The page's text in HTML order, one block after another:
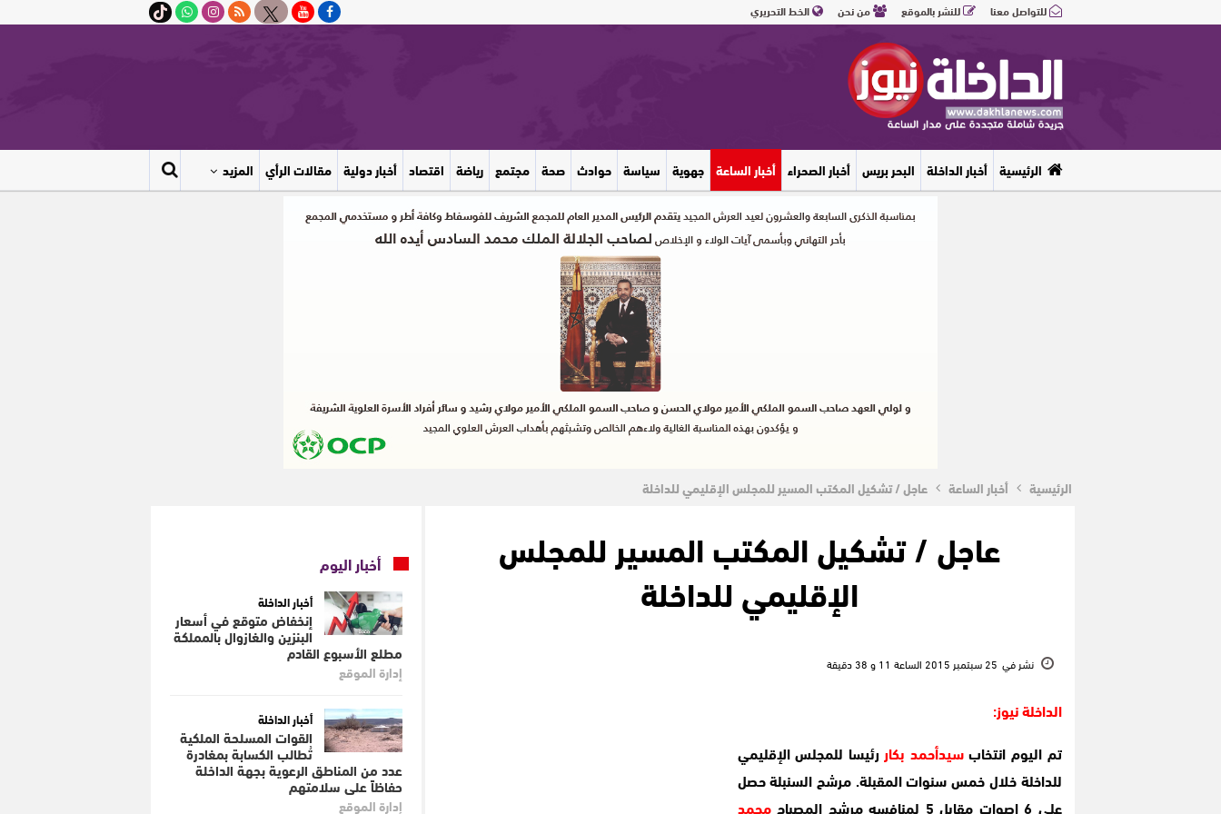
للتواصل معنا للنشر بالموقع من نحن الخط التحريري
الرئيسية أخبار الداخلة البحر بريس أخبار الصحراء أخبار الساعة جهوية سياسة حوادث صحة مجتمع رياضة اقتصاد أخبار دولية مقالات الرأي المزيد
الرئيسية أخبار الساعة عاجل / تشكيل المكتب المسير للمجلس الإقليمي للداخلة
عاجل / تشكيل المكتب المسير للمجلس
الإقليمي للداخلة
نشر في 25 سبتمبر 2015 الساعة 11 و 38 دقيقة
الداخلة نيوز:
تم اليوم انتخابسيدأحمد بكار رئيسا للمجلس الإقليمي
للداخلة خلال خمس سنوات المقبلة. مرشح السنبلة حصل
على 6 اصوات مقابل 5 لمنافسه مرشح المصباح
محمد
أخبار اليوم
أخبار الداخلة
إنخفاض متوقع في أسعار
البنزين والغازوال بالمملكة
مطلع الأسبوع القادم
إدارة الموقع
أخبار الداخلة
القوات المسلحة الملكية
تُطالب الكسابة بمغادرة
عدد من المناطق الرعوية بجهة الداخلة
حفاظاً على سلامتهم
إدارة الموقع